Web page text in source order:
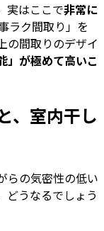
実はここで非常に
ラク間取り」を
の間取りのデザイ
」が極めて高いこ
、室内干し
らの気密性の低い
どうなるでしょう